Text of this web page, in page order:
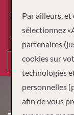
Durée
Type de voyage
Par ailleurs, et
sélectionnez
partenaires
cookies sur
technologies
personnelles
afin de vous